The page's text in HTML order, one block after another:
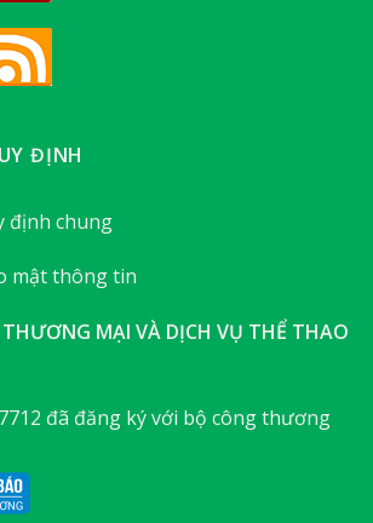
ĐỊNH
định chung
mật thông tin
MẠI VÀ DỊCH VỤ THỂ THAO
đã đăng ký với bộ công thương